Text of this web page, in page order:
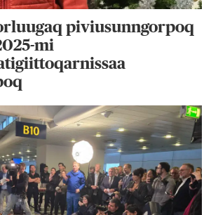
piviusunngorpoq
mi